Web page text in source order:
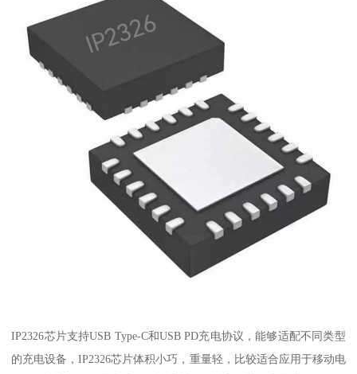
IP2326芯片支持USB Type-C和USB PD充电协议，能够适配不同类型
的充电设备，IP2326芯片体积小巧，重量轻，比较适合应用于移动电